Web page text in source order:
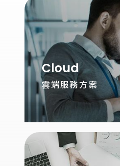
Cloud
雲端服務方案